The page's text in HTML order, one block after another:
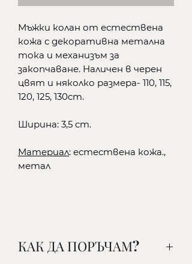
Мъжки колан от естествена
кожа с декоративна метална
тока и механизъм за
закопчаване. Наличен в черен
цвят и няколко размера- 110, 115,
120, 125, 130cm.
Ширина: 3,5 cm.
Материал: естествена кожа.,
метал
КАК ДА ПОРЪЧАМ?